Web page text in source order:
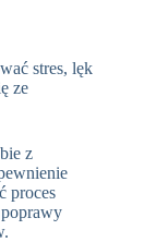
stres, lęk
ze
z
proces